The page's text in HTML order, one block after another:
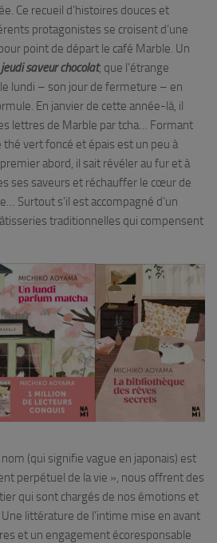
Ce recueil d’histoires douces et
protagonistes se croisent d’une
point de départ le café Marble. Un
jeudi saveur chocolat, que l’étrange
lundi – son jour de fermeture – en
En janvier de cette année-là, il
lettres de Marble par tcha… Formant
thé vert foncé et épais est un peu à
premier abord, il sait révéler au fur et à
ses saveurs et réchauffer le cœur de
Surtout s’il est accompagné d’un
traditionnelles qui compensent
(qui signifie vague en japonais) est
perpétuel de la vie », nous offrent des
qui sont chargés de nos émotions et
littérature de l’intime mise en avant
et un engagement écoresponsable